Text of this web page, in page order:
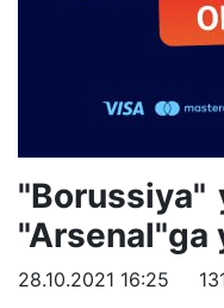
"Borussiya"
"Arsenal"ga
28.10.2021 16:25